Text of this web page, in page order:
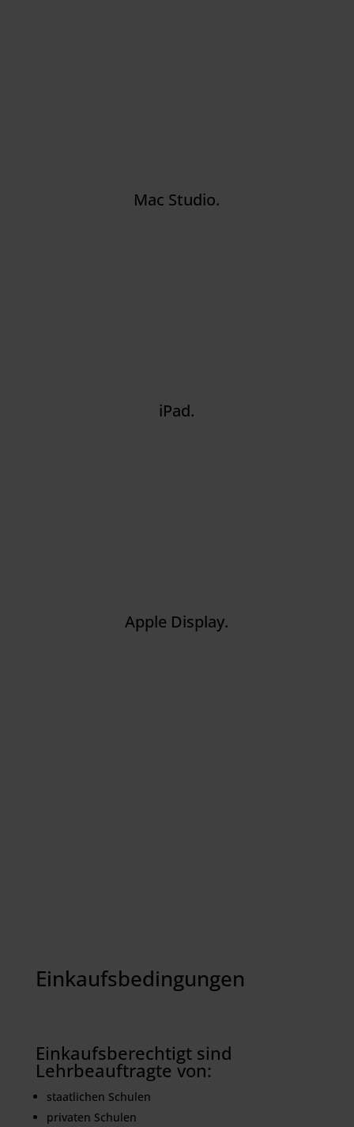
Mac Studio.
iPad.
Apple Display.
Einkaufsbedingungen
Einkaufsberechtigt sind
Lehrbeauftragte von:
staatlichen Schulen
privaten Schulen